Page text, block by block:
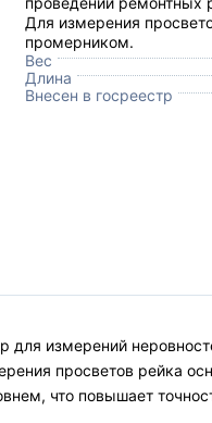
Для измерения
промерником.
Вес
Длина
Внесен в госреестр
измерений
просветов рейка
что повышает